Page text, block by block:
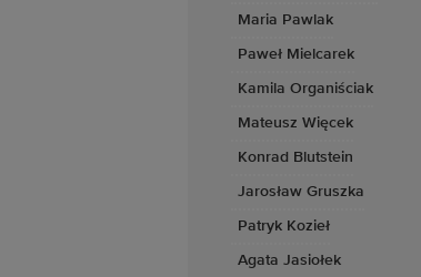
Maria Pawlak
Paweł Mielcarek
Kamila Organiściak
Mateusz Więcek
Konrad Blutstein
Jarosław Gruszka
Patryk Kozieł
Agata Jasiołek